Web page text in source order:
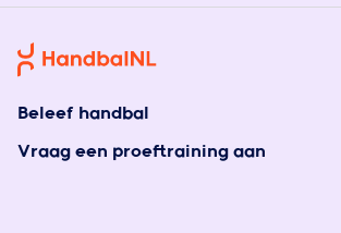
Beleef handbal
Vraag een proeftraining aan